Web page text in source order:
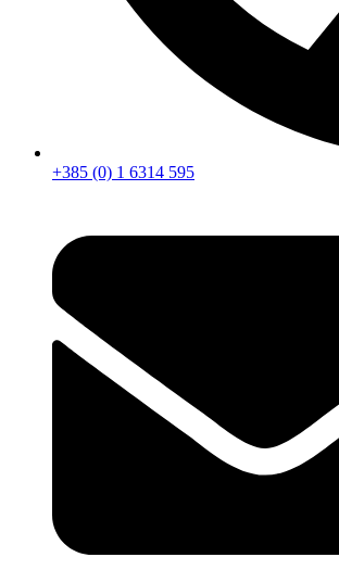
+385 (0) 1 6314 595